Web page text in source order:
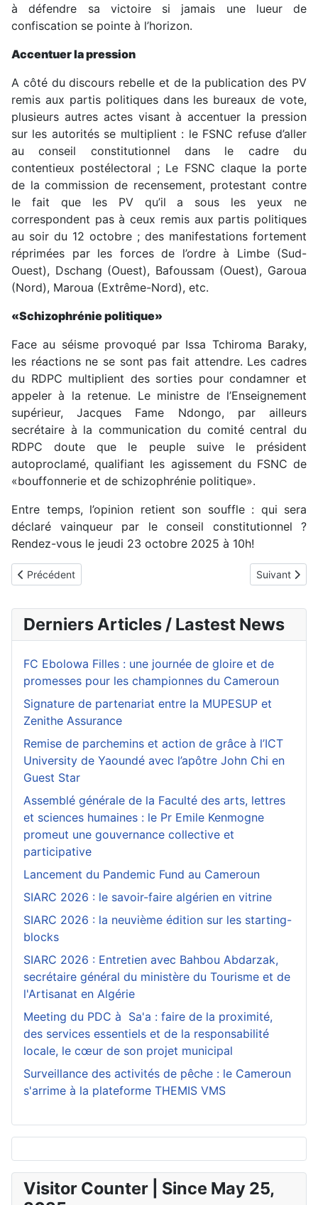
à défendre sa victoire si jamais une lueur de
confiscation se pointe à l’horizon.
Accentuer la pression
A côté du discours rebelle et de la publication des PV
remis aux partis politiques dans les bureaux de vote,
plusieurs autres actes visant à accentuer la pression
sur les autorités se multiplient : le FSNC refuse d’aller
au conseil constitutionnel dans le cadre du
contentieux postélectoral ; Le FSNC claque la porte
de la commission de recensement, protestant contre
le fait que les PV qu’il a sous les yeux ne
correspondent pas à ceux remis aux partis politiques
au soir du 12 octobre ; des manifestations fortement
réprimées par les forces de l’ordre à Limbe (Sud-
Ouest), Dschang (Ouest), Bafoussam (Ouest), Garoua
(Nord), Maroua (Extrême-Nord), etc.
«Schizophrénie politique»
Face au séisme provoqué par Issa Tchiroma Baraky,
les réactions ne se sont pas fait attendre. Les cadres
du RDPC multiplient des sorties pour condamner et
appeler à la retenue. Le ministre de l’Enseignement
supérieur, Jacques Fame Ndongo, par ailleurs
secrétaire à la communication du comité central du
RDPC doute que le peuple suive le président
autoproclamé, qualifiant les agissement du FSNC de
«bouffonnerie et de schizophrénie politique».
Entre temps, l’opinion retient son souffle : qui sera
déclaré vainqueur par le conseil constitutionnel ?
Rendez-vous le jeudi 23 octobre 2025 à 10h!
Article précédent : Contentieux postélectoral : sans en dire les
Précédent Article
Suivant
Derniers Articles / Lastest News
FC Ebolowa Filles : une journée de gloire et de
promesses pour les championnes du Cameroun
Signature de partenariat entre la MUPESUP et
Zenithe Assurance
Remise de parchemins et action de grâce à l’ICT
University de Yaoundé avec l’apôtre John Chi en
Guest Star
Assemblé générale de la Faculté des arts, lettres
et sciences humaines : le Pr Emile Kenmogne
promeut une gouvernance collective et
participative
Lancement du Pandemic Fund au Cameroun
SIARC 2026 : le savoir-faire algérien en vitrine
SIARC 2026 : la neuvième édition sur les starting-
blocks
SIARC 2026 : Entretien avec Bahbou Abdarzak,
secrétaire général du ministère du Tourisme et de
l'Artisanat en Algérie
Meeting du PDC à Sa'a : faire de la proximité,
des services essentiels et de la responsabilité
locale, le cœur de son projet municipal
Surveillance des activités de pêche : le Cameroun
s'arrime à la plateforme THEMIS VMS
Visitor Counter | Since May 25,